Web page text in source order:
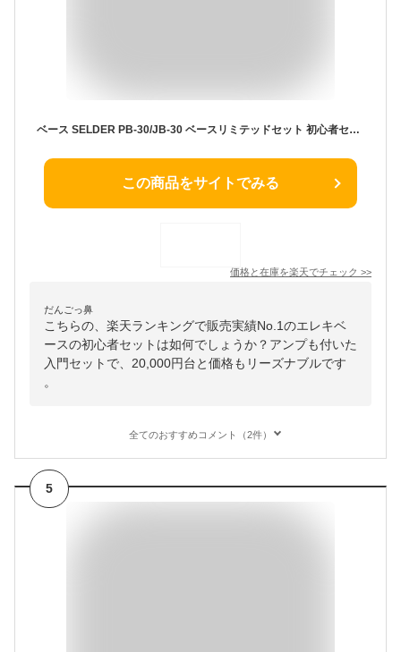
ベース SELDER PB-30/JB-30 ベースリミテッドセット 初心者セット 【 エレキベース セルダー 入門セット PB30 JB30 プレゼントにおすすめ 】【大型荷物】【5と0のつく日は当店ポイント5倍！】
この商品をサイトでみる
価格と在庫を楽天でチェック >>
だんごっ鼻
こちらの、楽天ランキングで販売実績No.1のエレキベ
ースの初心者セットは如何でしょうか？アンプも付いた
入門セットで、20,000円台と価格もリーズナブルです
。
全てのおすすめコメント（2件）
5